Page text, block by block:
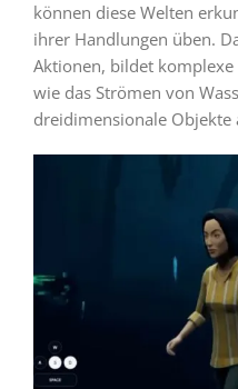
können diese Welten
ihrer Handlungen üben.
Aktionen, bildet komplexe
wie das Strömen von
dreidimensionale